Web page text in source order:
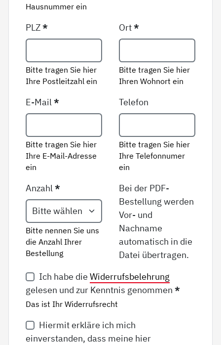
Hausnummer ein
PLZ*
Bitte tragen Sie hier
Ihre Postleitzahl ein
Ort*
Bitte tragen Sie hier
Ihren Wohnort ein
E-Mail*
Bitte tragen Sie hier
Ihre E-Mail-Adresse
ein
Telefon
Bitte tragen Sie hier
Ihre Telefonnumer
ein
Anzahl*
Bitte nennen Sie uns
die Anzahl Ihrer
Bestellung
Bei der PDF-
Bestellung werden
Vor- und
Nachname
automatisch in die
Datei übertragen.
Ich habe die Widerrufsbelehrung
gelesen und zur Kenntnis genommen*
Das ist Ihr Widerrufsrecht
Hiermit erkläre ich mich
einverstanden, dass meine hier